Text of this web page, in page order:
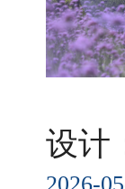
设计